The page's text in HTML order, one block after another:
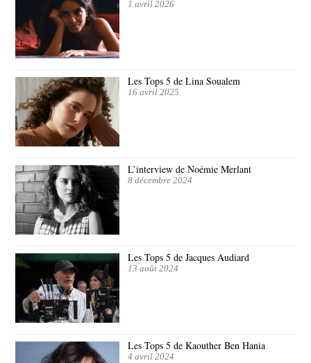
1 avril 2026
Les Tops 5 de Lina Soualem
16 avril 2025
L’interview de Noémie Merlant
8 décembre 2024
Les Tops 5 de Jacques Audiard
13 août 2024
Les Tops 5 de Kaouther Ben Hania
4 avril 2024